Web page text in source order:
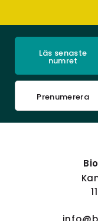
Läs senaste
numret
Prenumerera